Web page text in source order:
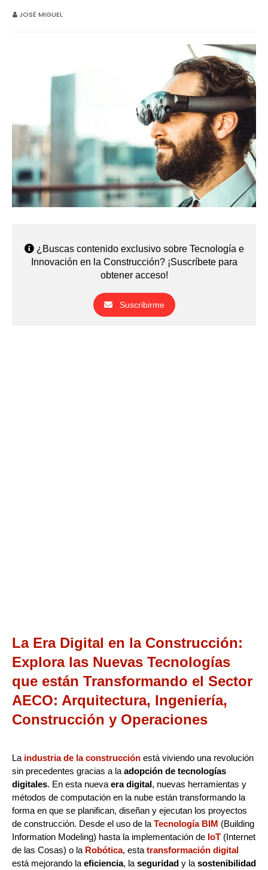
JOSÉ MIGUEL
¿Buscas contenido exclusivo sobre Tecnología e
Innovación en la Construcción? ¡Suscríbete para
obtener acceso!
Suscribirme
La Era Digital en la Construcción:
Explora las Nuevas Tecnologías
que están Transformando el Sector
AECO: Arquitectura, Ingeniería,
Construcción y Operaciones
La industria de la construcción está viviendo una revolución
sin precedentes gracias a la adopción de tecnologías
digitales. En esta nueva era digital, nuevas herramientas y
métodos de computación en la nube están transformando la
forma en que se planifican, diseñan y ejecutan los proyectos
de construcción. Desde el uso de la Tecnología BIM (Building
Information Modeling) hasta la implementación de IoT (Internet
de las Cosas) o la Robótica, esta transformación digital
está mejorando la eficiencia, la seguridad y la sostenibilidad